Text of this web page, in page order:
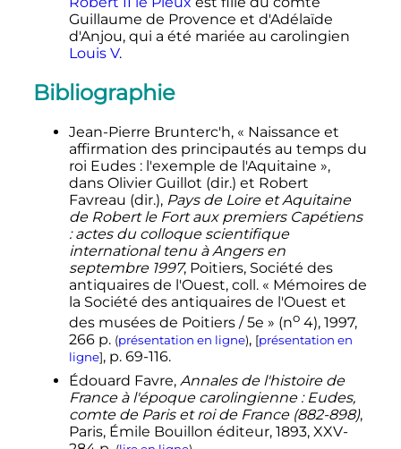
Guillaume de Provence et d'Adélaïde
d'Anjou, qui a été mariée au carolingien
Louis V.
Bibliographie
Jean-Pierre Brunterc'h, « Naissance et
affirmation des principautés au temps du
roi Eudes : l'exemple de l'Aquitaine »,
dans Olivier Guillot (dir.) et Robert
Favreau (dir.), Pays de Loire et Aquitaine
de Robert le Fort aux premiers Capétiens
: actes du colloque scientifique
international tenu à Angers en
septembre 1997, Poitiers, Société des
antiquaires de l'Ouest, coll.« Mémoires de
la Société des antiquaires de l'Ouest et
des musées de Poitiers / 5e » (no4), 1997,
266 p. (présentation en ligne), [présentation en
ligne], p. 69-116.
Édouard Favre, Annales de l'histoire de
France à l'époque carolingienne : Eudes,
comte de Paris et roi de France (882-898),
Paris, Émile Bouillon éditeur, 1893, XXV-